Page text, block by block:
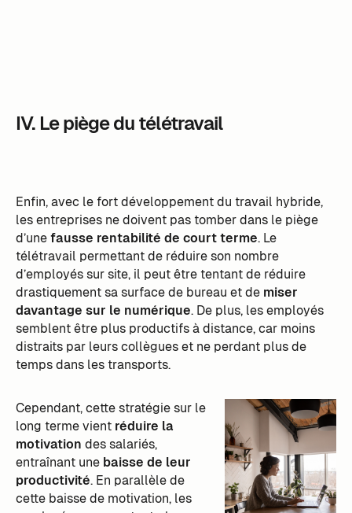
IV. Le piège du télétravail
Enfin, avec le fort développement du travail hybride,
les entreprises ne doivent pas tomber dans le piège
d’unefausse rentabilité de court terme. Le
télétravail permettant de réduire son nombre
d’employés sur site, il peut être tentant de réduire
drastiquement sa surface de bureau et de miser
davantage sur le numérique. De plus, les employés
semblent être plus productifs à distance, car moins
distraits par leurs collègues et ne perdant plus de
temps dans les transports.
Cependant, cette stratégie sur le
long terme vient réduire la
motivation des salariés,
entraînant unebaisse de leur
productivité. En parallèle de
cette baisse de motivation, les